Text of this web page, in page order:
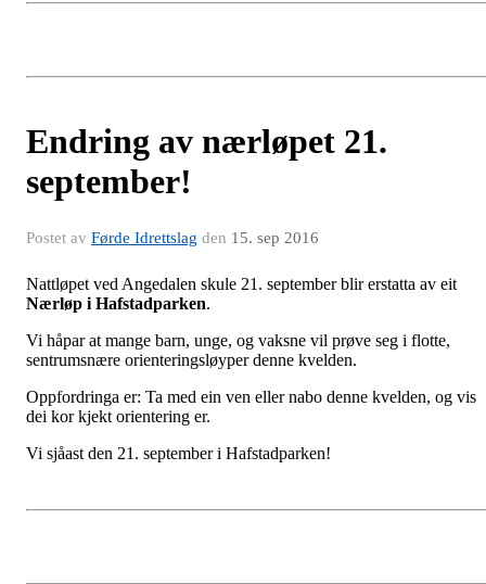
Endring av nærløpet 21.
september!
Postet av Førde Idrettslag den 15. sep 2016
Nattløpet ved Angedalen skule 21. september blir erstatta av eit
Nærløp i Hafstadparken.
Vi håpar at mange barn, unge, og vaksne vil prøve seg i flotte,
sentrumsnære orienteringsløyper denne kvelden.
Oppfordringa er: Ta med ein ven eller nabo denne kvelden, og vis
dei kor kjekt orientering er.
Vi sjåast den 21. september i Hafstadparken!